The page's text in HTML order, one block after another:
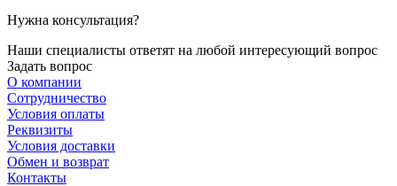
Нужна консультация?
Наши специалисты ответят на любой интересующий вопрос
Задать вопрос
О компании
Сотрудничество
Условия оплаты
Реквизиты
Условия доставки
Обмен и возврат
Контакты